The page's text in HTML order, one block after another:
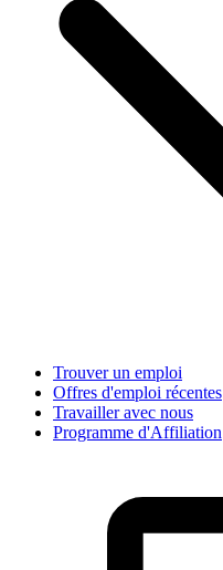
Trouver un emploi
Offres d'emploi récentes
Travailler avec nous
Programme d'Affiliation